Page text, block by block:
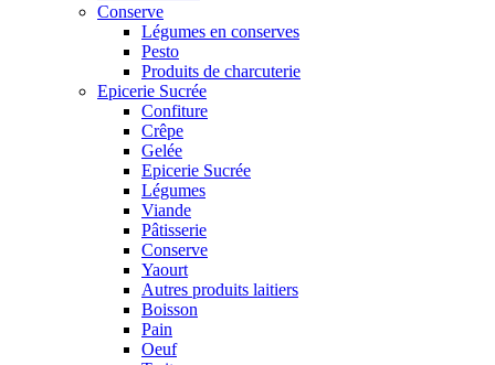
Conserve
Légumes en conserves
Pesto
Produits de charcuterie
Epicerie Sucrée
Confiture
Crêpe
Gelée
Epicerie Sucrée
Légumes
Viande
Pâtisserie
Conserve
Yaourt
Autres produits laitiers
Boisson
Pain
Oeuf